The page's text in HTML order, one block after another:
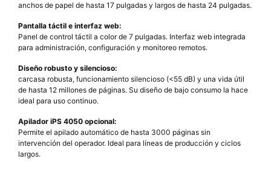
anchos de papel de hasta 17 pulgadas y largos de hasta 24 pulgadas.
Pantalla táctil e interfaz web:
Panel de control táctil a color de 7 pulgadas. Interfaz web integrada
para administración, configuración y monitoreo remotos.
Diseño robusto y silencioso:
carcasa robusta, funcionamiento silencioso (<55 dB) y una vida útil
de hasta 12 millones de páginas. Su diseño de bajo consumo la hace
ideal para uso continuo.
Apilador iPS 4050 opcional:
Permite el apilado automático de hasta 3000 páginas sin
intervención del operador. Ideal para líneas de producción y ciclos
largos.